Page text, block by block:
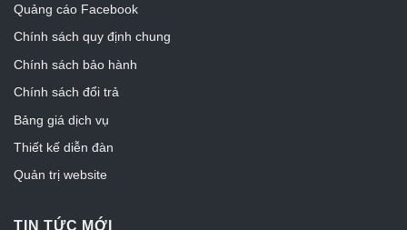
Quảng cáo Facebook
Chính sách quy định chung
Chính sách bảo hành
Chính sách đổi trả
Bảng giá dịch vụ
Thiết kế diễn đàn
Quản trị website
TIN TỨC MỚI